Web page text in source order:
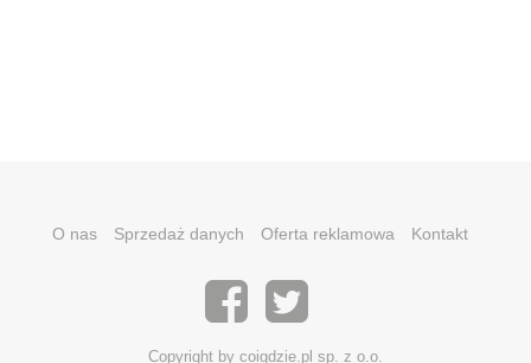
O nas Sprzedaż danych Oferta reklamowa Kontakt
Copyright by coigdzie.pl sp. z o.o.